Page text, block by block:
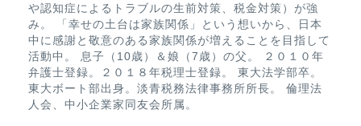
や認知症によるトラブルの生前対策、税金対策）が強
み。 「幸せの土台は家族関係」という想いから、日本
中に感謝と敬意のある家族関係が増えることを目指して
活動中。 息子（10歳）＆娘（7歳）の父。 ２０１０年
弁護士登録。２０１８年税理士登録。 東大法学部卒。
東大ボート部出身。淡青税務法律事務所所長。 倫理法
人会、中小企業家同友会所属。